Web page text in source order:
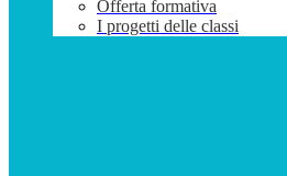
Offerta formativa
I progetti delle classi